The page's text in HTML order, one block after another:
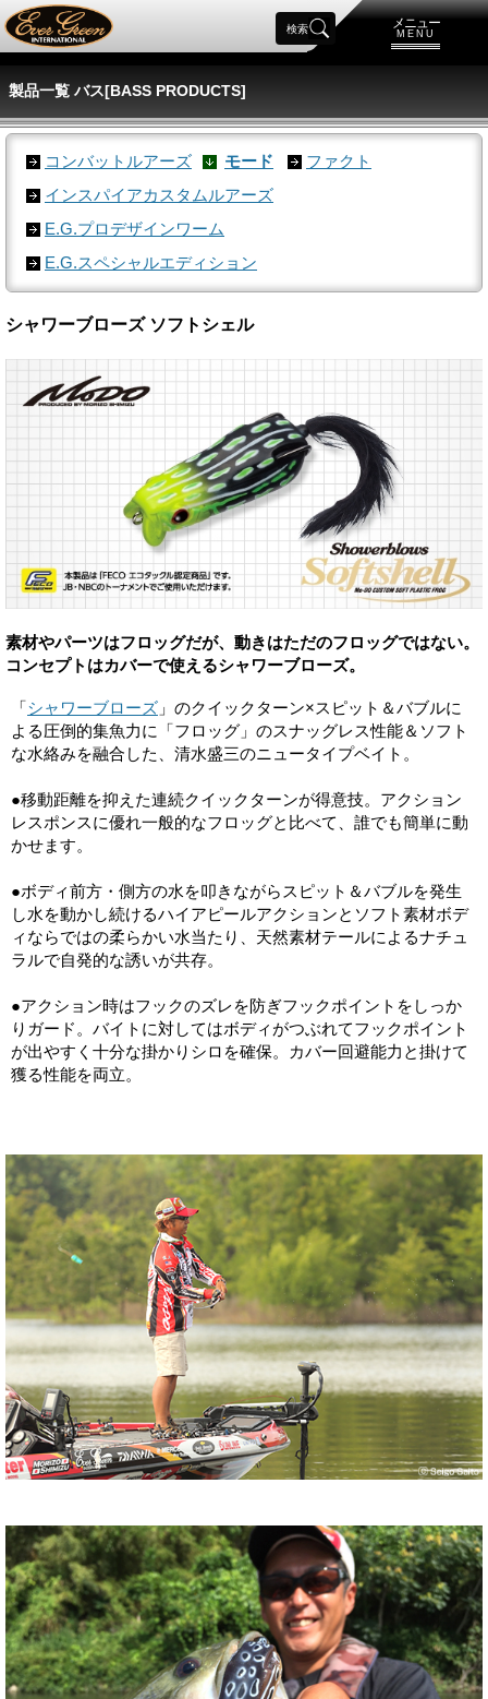
メニュー
MENU
検索
製品一覧 バス[BASS PRODUCTS]
コンバットルアーズ モード
ファクト
インスパイアカスタムルアーズ
E.G.プロデザインワーム
E.G.スペシャルエディション
シャワーブローズ ソフトシェル
素材やパーツはフロッグだが、動きはただのフロッグではない。
コンセプトはカバーで使えるシャワーブローズ。
「 シャワーブローズ 」のクイックターン×スピット＆バブルに
よる圧倒的集魚力に「フロッグ」のスナッグレス性能＆ソフト
な水絡みを融合した、清水盛三のニュータイプベイト。
●移動距離を抑えた連続クイックターンが得意技。アクション
レスポンスに優れ一般的なフロッグと比べて、誰でも簡単に動
かせます。
●ボディ前方・側方の水を叩きながらスピット＆バブルを発生
し水を動かし続けるハイアピールアクションとソフト素材ボデ
ィならではの柔らかい水当たり、天然素材テールによるナチュ
ラルで自発的な誘いが共存。
●アクション時はフックのズレを防ぎフックポイントをしっか
りガード。バイトに対してはボディがつぶれてフックポイント
が出やすく十分な掛かりシロを確保。カバー回避能力と掛けて
獲る性能を両立。